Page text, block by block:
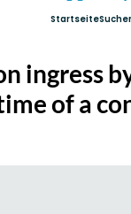
Startseite
ingress
of a